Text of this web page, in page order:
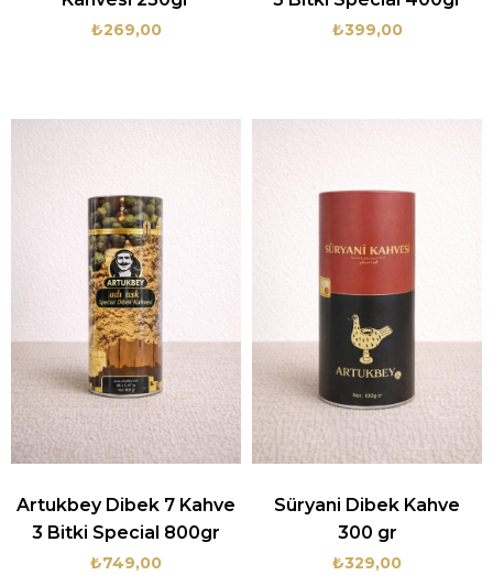
₺269,00 ₺399,00
Artukbey Dibek 7 Kahve
3 Bitki Special 800gr
₺749,00
Süryani Dibek Kahve
300 gr
₺329,00